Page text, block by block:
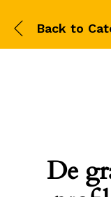
Back to
De